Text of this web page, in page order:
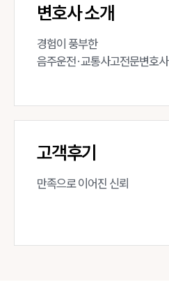
변호사 소개
경험이 풍부한
음주운전·교통사고전문변호사
고객후기
만족으로 이어진 신뢰